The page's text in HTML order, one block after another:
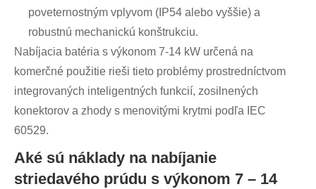
poveternostným vplyvom (IP54 alebo vyššie) a
robustnú mechanickú konštrukciu.
Nabíjacia batéria s výkonom 7-14 kW určená na
komerčné použitie rieši tieto problémy prostredníctvom
integrovaných inteligentných funkcií, zosilnených
konektorov a zhody s menovitými krytmi podľa IEC
60529.
Aké sú náklady na nabíjanie
striedavého prúdu s výkonom 7 – 14